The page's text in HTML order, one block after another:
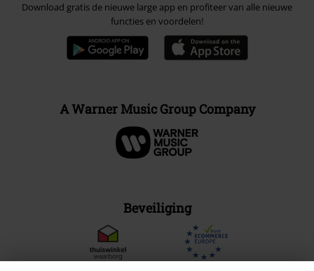
Download gratis de nieuwe large app en profiteer van alle nieuwe
functies en voordelen!
A Warner Music Group Company
Beveiliging